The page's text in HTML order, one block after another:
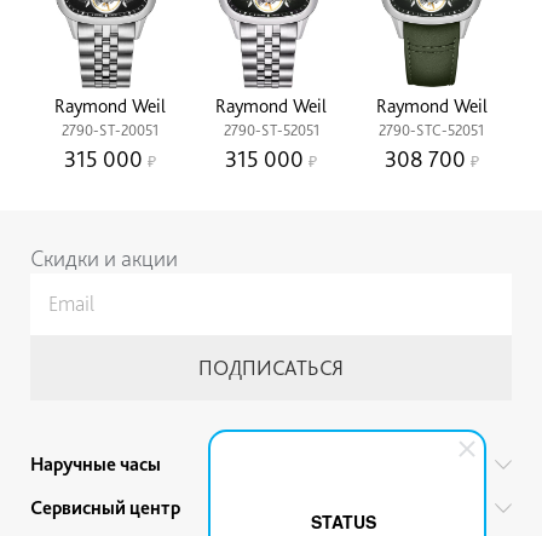
STATUS
Raymond Weil
2790-ST-20051
315 000
Raymond Weil
2790-ST-52051
315 000
Raymond Weil
2790-STC-52051
308 700
Скидки и акции
Наручные часы
Все бренды
Сервисный центр